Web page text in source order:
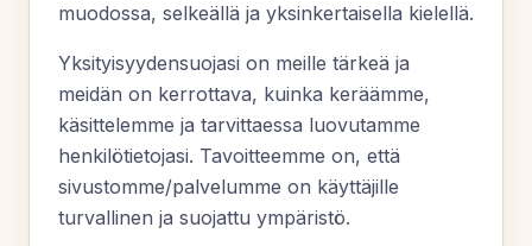
muodossa, selkeällä ja yksinkertaisella kielellä.
Yksityisyydensuojasi on meille tärkeä ja
meidän on kerrottava, kuinka keräämme,
käsittelemme ja tarvittaessa luovutamme
henkilötietojasi. Tavoitteemme on, että
sivustomme/palvelumme on käyttäjille
turvallinen ja suojattu ympäristö.